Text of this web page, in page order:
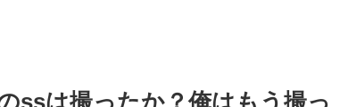
ssは撮ったか？俺はもう撮っ